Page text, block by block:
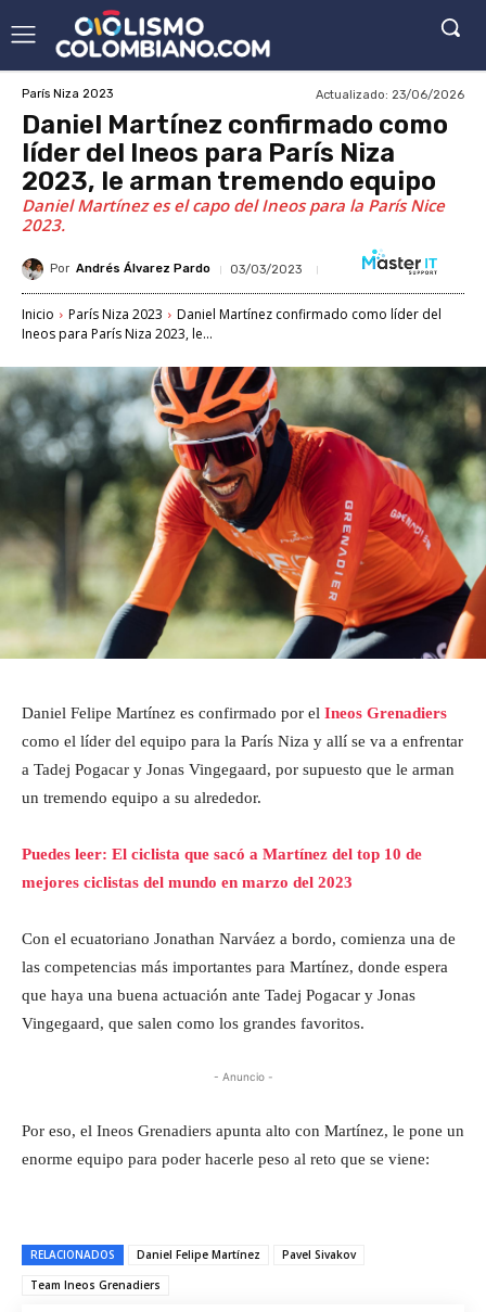
París Niza 2023 Actualizado: 23/06/2026
Daniel Martínez confirmado como
líder del Ineos para París Niza
2023, le arman tremendo equipo
Daniel Martínez es el capo del Ineos para la París Nice
2023.
Por Andrés Álvarez Pardo 03/03/2023
Inicio París Niza 2023
Daniel Martínez confirmado como líder del
Ineos para París Niza 2023, le...
Daniel Felipe Martínez es confirmado por el Ineos Grenadiers
como el líder del equipo para la París Niza y allí se va a enfrentar
a Tadej Pogacar y Jonas Vingegaard, por supuesto que le arman
un tremendo equipo a su alrededor.
Puedes leer: El ciclista que sacó a Martínez del top 10 de
mejores ciclistas del mundo en marzo del 2023
Con el ecuatoriano Jonathan Narváez a bordo, comienza una de
las competencias más importantes para Martínez, donde espera
que haya una buena actuación ante Tadej Pogacar y Jonas
Vingegaard, que salen como los grandes favoritos.
- Anuncio -
Por eso, el Ineos Grenadiers apunta alto con Martínez, le pone un
enorme equipo para poder hacerle peso al reto que se viene:
RELACIONADOS Daniel Felipe Martínez
Pavel Sivakov
Team Ineos Grenadiers